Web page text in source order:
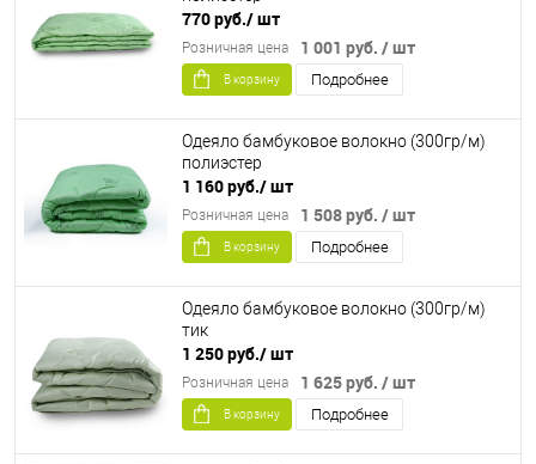
770 руб./ шт
1 001 руб. / шт
Розничная цена
В корзину Подробнее
Одеяло бамбуковое волокно (300гр/м)
полиэстер
1 160 руб./ шт
1 508 руб. / шт
Розничная цена
В корзину Подробнее
Одеяло бамбуковое волокно (300гр/м)
тик
1 250 руб./ шт
1 625 руб. / шт
Розничная цена
В корзину Подробнее